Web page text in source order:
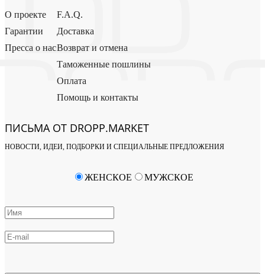
О проекте
Гарантии
Пресса о нас
F.A.Q.
Доставка
Возврат и отмена
Таможенные пошлины
Оплата
Помощь и контакты
ПИСЬМА ОТ DROPP.MARKET
НОВОСТИ, ИДЕИ, ПОДБОРКИ И СПЕЦИАЛЬНЫЕ ПРЕДЛОЖЕНИЯ
ЖЕНСКОЕ МУЖСКОЕ